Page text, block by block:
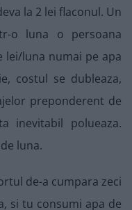
la 2 lei flaconul. Un
o luna o persoana
lei/luna numai pe apa
costul se dubleaza,
preponderent de
inevitabil polueaza.
luna.
de-a cumpara zeci
si tu consumi apa de